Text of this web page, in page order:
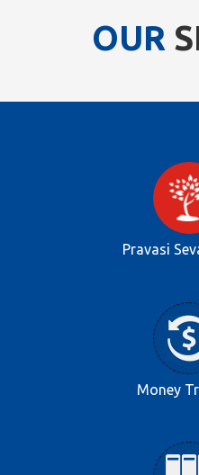
OUR
Pravasi
Money